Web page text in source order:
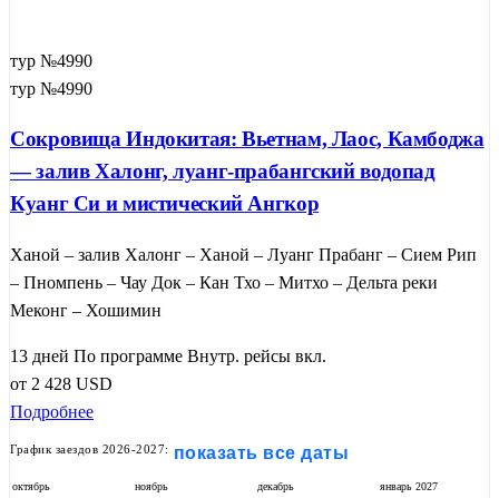
тур №4990
тур №4990
Сокровища Индокитая: Вьетнам, Лаос, Камбоджа
— залив Халонг, луанг-прабангский водопад
Куанг Си и мистический Ангкор
Ханой – залив Халонг – Ханой – Луанг Прабанг – Сием Рип
– Пномпень – Чау Док – Кан Тхо – Митхо – Дельта реки
Меконг – Хошимин
13 дней По программе Внутр. рейсы вкл.
от 2 428 USD
Подробнее
График заездов 2026-2027: показать все даты
октябрь ноябрь декабрь январь 2027